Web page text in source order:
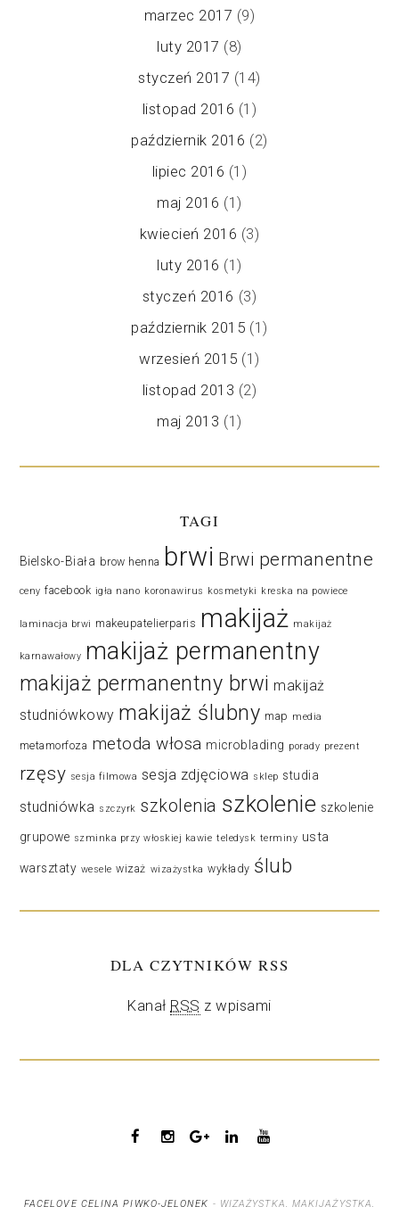
marzec 2017 (9)
luty 2017 (8)
styczeń 2017 (14)
listopad 2016 (1)
październik 2016 (2)
lipiec 2016 (1)
maj 2016 (1)
kwiecień 2016 (3)
luty 2016 (1)
styczeń 2016 (3)
październik 2015 (1)
wrzesień 2015 (1)
listopad 2013 (2)
maj 2013 (1)
TAGI
Bielsko-Biała brow henna brwi Brwi permanentne
ceny facebook igła nano koronawirus kosmetyki kreska na powiece
laminacja brwi makeupatelierparis makijaż makijaż
karnawałowy makijaż permanentny
makijaż permanentny brwi makijaż
studniówkowy makijaż ślubny map media
metamorfoza metoda włosa microblading porady prezent
rzęsy sesja filmowa sesja zdjęciowa sklep studia
studniówka szczyrk szkolenia szkolenie szkolenie
grupowe szminka przy włoskiej kawie teledysk terminy usta
warsztaty wesele wizaż wizażystka wykłady ślub
DLA CZYTNIKÓW RSS
Kanał RSS z wpisami
FACELOVE CELINA PIWKO-JELONEK - WIZAŻYSTKA, MAKIJAŻYSTKA,